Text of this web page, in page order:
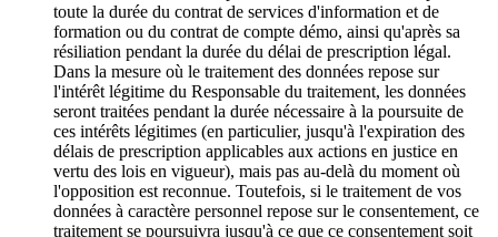
toute la durée du contrat de services d'information et de
formation ou du contrat de compte démo, ainsi qu'après sa
résiliation pendant la durée du délai de prescription légal.
Dans la mesure où le traitement des données repose sur
l'intérêt légitime du Responsable du traitement, les données
seront traitées pendant la durée nécessaire à la poursuite de
ces intérêts légitimes (en particulier, jusqu'à l'expiration des
délais de prescription applicables aux actions en justice en
vertu des lois en vigueur), mais pas au-delà du moment où
l'opposition est reconnue. Toutefois, si le traitement de vos
données à caractère personnel repose sur le consentement, ce
traitement se poursuivra jusqu'à ce que ce consentement soit